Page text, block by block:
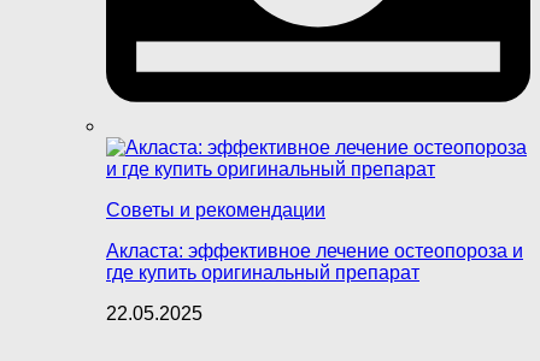
Советы и рекомендации
Акласта: эффективное лечение остеопороза и
где купить оригинальный препарат
22.05.2025